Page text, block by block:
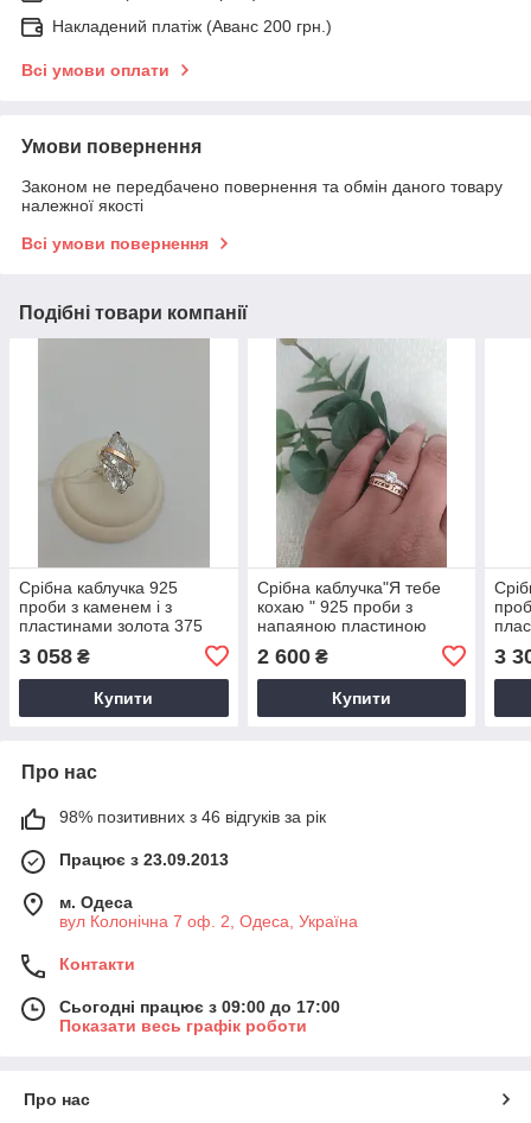
Накладений платіж (Аванс 200 грн.)
Всі умови оплати
Умови повернення
Законом не передбачено повернення та обмін даного товару
належної якості
Всі умови повернення
Подібні товари компанії
Срібна каблучка 925
проби з каменем і з
пластинами золота 375
3 058 ₴
Купити
Срібна каблучка"Я тебе
кохаю " 925 проби з
напаяною пластиною
2 600₴
Купити
3
Про нас
98% позитивних з 46 відгуків за рік
Працює з 23.09.2013
м. Одеса
вул Колонічна 7 оф. 2, Одеса, Україна
Контакти
Сьогодні працює з 09:00 до 17:00
Показати весь графік роботи
Про нас